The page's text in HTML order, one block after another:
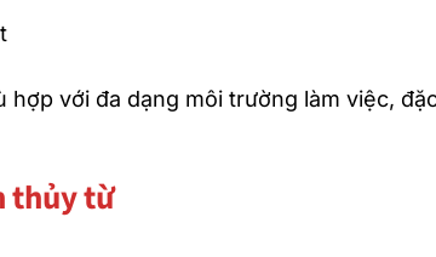
với đa dạng môi trường làm việc,
thủy từ